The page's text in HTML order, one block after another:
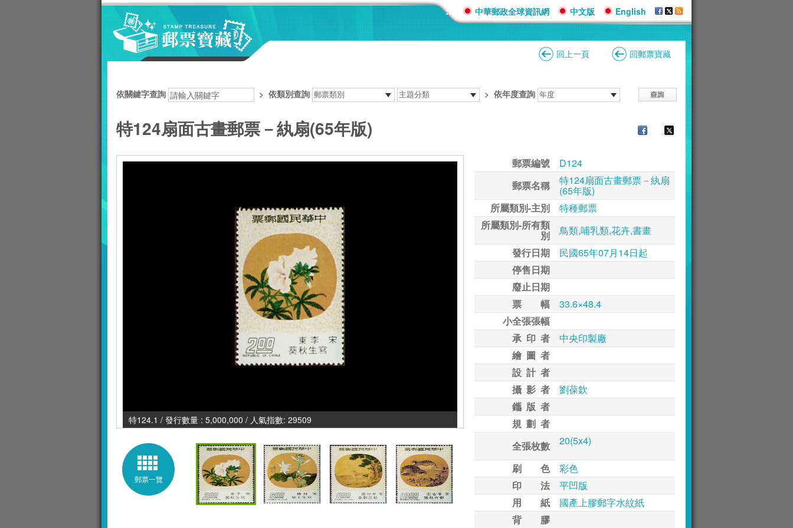
::: 中華郵政全球資訊網 中文版 English
回上一頁 回郵票寶藏
依關鍵字查詢 > 依類別查詢 > 依年度查詢
特124扇面古畫郵票－紈扇(65年版)
特124.1 / 發行數量 : 5,000,000 / 人氣指數: 29509
郵票一覽
郵票編號
D124
郵票名稱
特124扇面古畫郵票－紈扇
(65年版)
所屬類別-主別
特種郵票
所屬類別-所有類
別
鳥類,哺乳類,花卉,書畫
發行日期
民國65年07月14日起
停售日期
廢止日期
票 幅
33.6×48.4
小全張張幅
承 印 者
中央印製廠
繪 圖 者
設 計 者
攝 影 者
劉葆欽
鑴 版 者
規 劃 者
全張枚數
20(5x4)
刷 色
彩色
印 法
平凹版
用 紙
國產上膠郵字水紋紙
背 膠